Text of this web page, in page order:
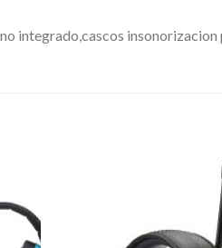
insonorizacion